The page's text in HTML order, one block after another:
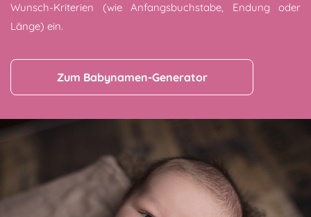
Wunsch-Kriterien (wie Anfangsbuchstabe, Endung oder
Länge) ein.
Zum Babynamen-Generator